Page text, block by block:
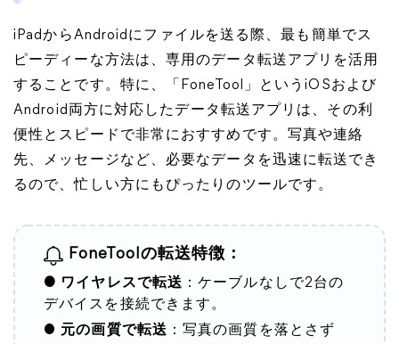
iPadからAndroidにファイルを送る際、最も簡単でス
ピーディーな方法は、専用のデータ転送アプリを活用
することです。特に、「FoneTool」というiOSおよび
Android両方に対応したデータ転送アプリは、その利
便性とスピードで非常におすすめです。写真や連絡
先、メッセージなど、必要なデータを迅速に転送でき
るので、忙しい方にもぴったりのツールです。
FoneToolの転送特徴：
● ワイヤレスで転送 ：ケーブルなしで2台の
デバイスを接続できます。
● 元の画質で転送 ：写真の画質を落とさず